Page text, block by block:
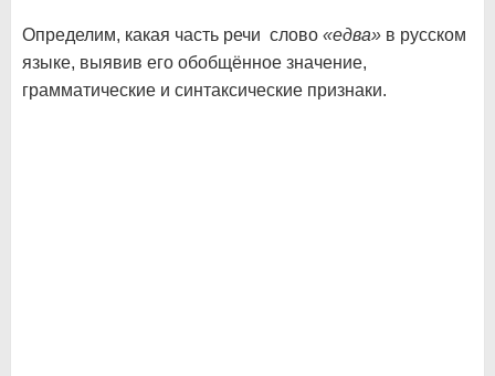
Определим, какая часть речи слово «едва» в русском
языке, выявив его обобщённое значение,
грамматические и синтаксические признаки.